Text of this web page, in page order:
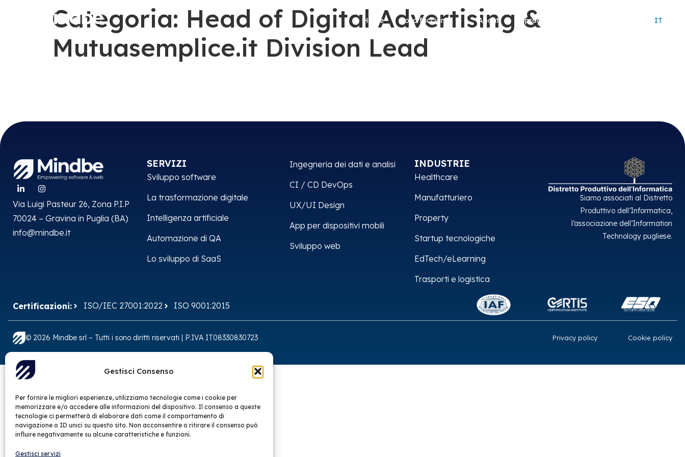
Gestisci Consenso
Per fornire le migliori esperienze, utilizziamo tecnologie come i cookie per
memorizzare e/o accedere alle informazioni del dispositivo. Il consenso a queste
tecnologie ci permetterà di elaborare dati come il comportamento di
navigazione o ID unici su questo sito. Non acconsentire o ritirare il consenso può
influire negativamente su alcune caratteristiche e funzioni.
Gestisci servizi
Home Cosa facciamo About Approccio IT
Categoria: Head of Digital Advertising &
Mutuasemplice.it Division Lead
Via Luigi Pasteur 26, Zona P.I.P
70024 – Gravina in Puglia (BA)
info@mindbe.it
SERVIZI
Sviluppo software
La trasformazione digitale
Intelligenza artificiale
Automazione di QA
Lo sviluppo di SaaS
Ingegneria dei dati e analisi
CI / CD DevOps
UX/UI Design
App per dispositivi mobili
Sviluppo web
INDUSTRIE
Healthcare
Manufatturiero
Property
Startup tecnologiche
EdTech/eLearning
Trasporti e logistica
Siamo associati al Distretto
Produttivo dell’Informatica,
l’associazione dell’Information
Technology pugliese.
Certificazioni: ISO/IEC 27001:2022 ISO 9001:2015
© 2026 Mindbe srl – Tutti i sono diritti riservati | P.IVA IT08330830723 Privacy policy Cookie policy